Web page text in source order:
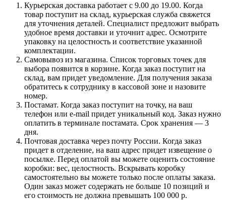
Курьерская доставка работает с 9.00 до 19.00. Когда
товар поступит на склад, курьерская служба свяжется
для уточнения деталей. Специалист предложит выбрать
удобное время доставки и уточнит адрес. Осмотрите
упаковку на целостность и соответствие указанной
комплектации.
Самовывоз из магазина. Список торговых точек для
выбора появится в корзине. Когда заказ поступит на
склад, вам придет уведомление. Для получения заказа
обратитесь к сотруднику в кассовой зоне и назовите
номер.
Постамат. Когда заказ поступит на точку, на ваш
телефон или e-mail придет уникальный код. Заказ нужно
оплатить в терминале постамата. Срок хранения — 3
дня.
Почтовая доставка через почту России. Когда заказ
придет в отделение, на ваш адрес придет извещение о
посылке. Перед оплатой вы можете оценить состояние
коробки: вес, целостность. Вскрывать коробку
самостоятельно вы можете только после оплаты заказа.
Один заказ может содержать не больше 10 позиций и
его стоимость не должна превышать 100 000 р.